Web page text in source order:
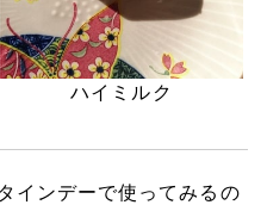
ハイミルク
インデーで使ってみるの